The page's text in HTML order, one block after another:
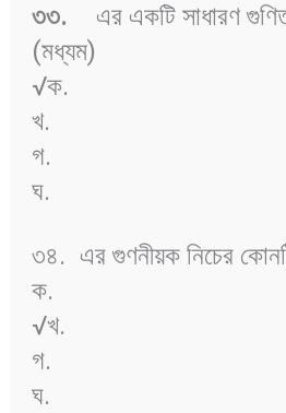
৩৩.
এর একটি সাধারণ
(মধ্যম)
√ক.
খ.
গ.
ঘ.
৩৪. এর গুণনীয়ক নিচের
ক.
√খ.
গ.
ঘ.